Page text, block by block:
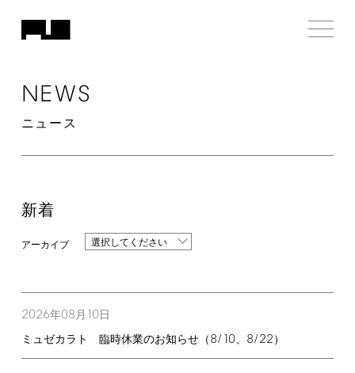
NEWS
ニュース
新着
選択してください
2026年08月 10 日
ミュゼカラト 臨時休業のお知らせ（8/10、 8/22）